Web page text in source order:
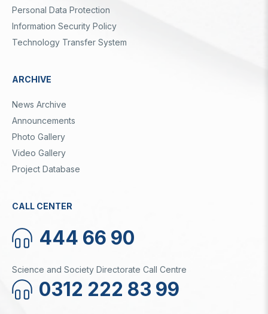
Personal Data Protection
Information Security Policy
Technology Transfer System
ARCHIVE
News Archive
Announcements
Photo Gallery
Video Gallery
Project Database
CALL CENTER
444 66 90
Science and Society Directorate Call Centre
0312 222 83 99